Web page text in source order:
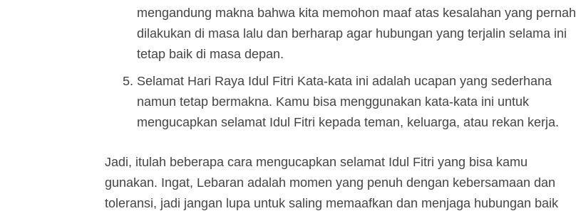
mengandung makna bahwa kita memohon maaf atas kesalahan yang pernah
dilakukan di masa lalu dan berharap agar hubungan yang terjalin selama ini
tetap baik di masa depan.
Selamat Hari Raya Idul Fitri Kata-kata ini adalah ucapan yang sederhana
namun tetap bermakna. Kamu bisa menggunakan kata-kata ini untuk
mengucapkan selamat Idul Fitri kepada teman, keluarga, atau rekan kerja.
Jadi, itulah beberapa cara mengucapkan selamat Idul Fitri yang bisa kamu
gunakan. Ingat, Lebaran adalah momen yang penuh dengan kebersamaan dan
toleransi, jadi jangan lupa untuk saling memaafkan dan menjaga hubungan baik